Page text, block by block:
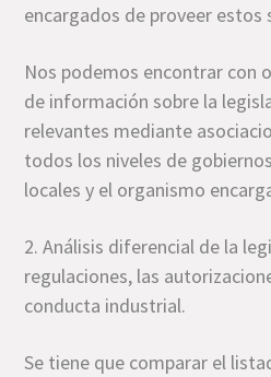
encargados de proveer estos
Nos podemos encontrar con
de información sobre la
relevantes mediante
todos los niveles de
locales y el organismo
2. Análisis diferencial de la
regulaciones, las
conducta industrial.
Se tiene que comparar el